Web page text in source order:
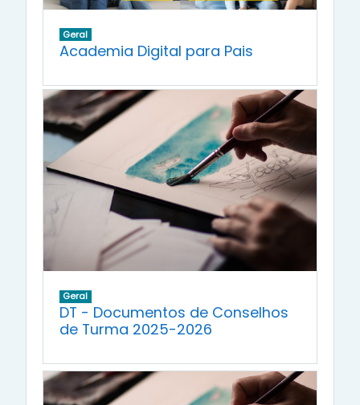
Geral
Academia Digital para Pais
Geral
DT - Documentos de Conselhos
de Turma 2025-2026